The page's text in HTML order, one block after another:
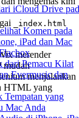
iCloud Drive
Komen pada
iPad dan Mac
dari Pemacu Kilat
Evermusic dan
Tempatan yang
Mac Anda
_index.html
merender
mudah
menjalankan
HTML yang